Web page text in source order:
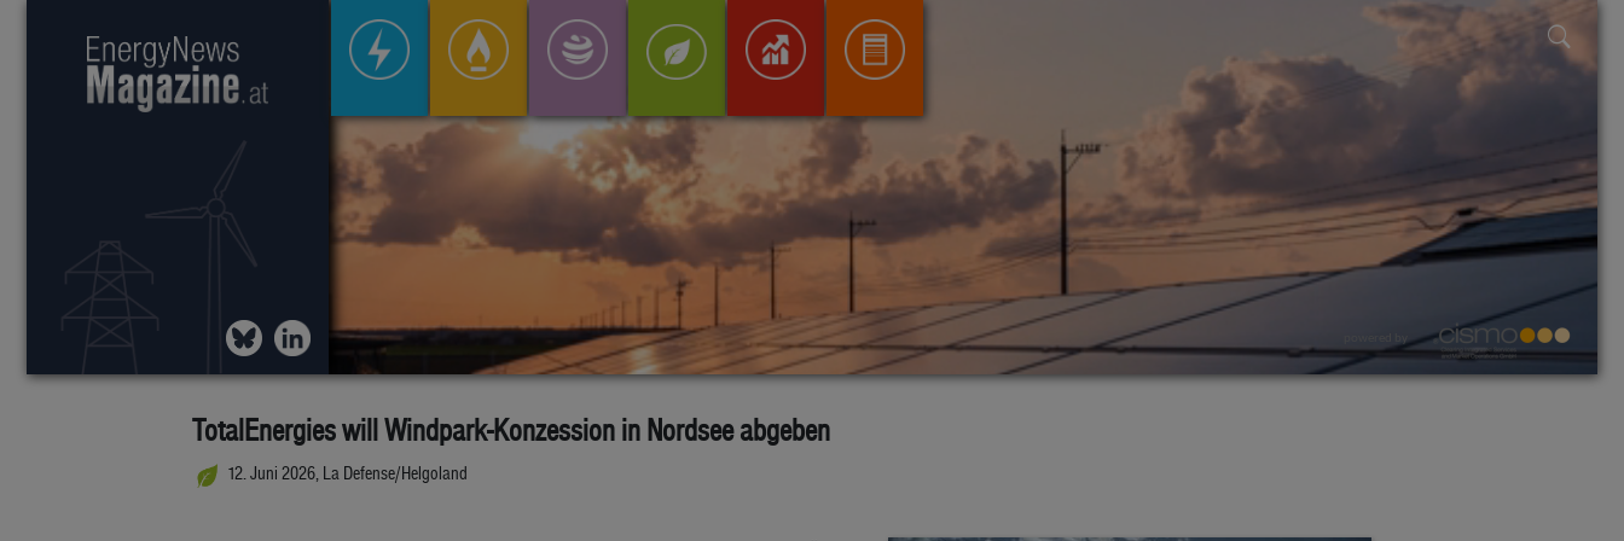
TotalEnergies will Windpark-Konzession in Nordsee abgeben
12. Juni 2026, La Defense/Helgoland